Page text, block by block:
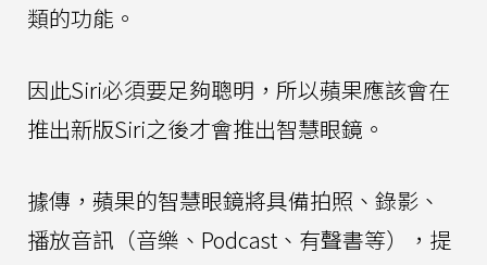
類的功能。
因此Siri必須要足夠聰明，所以蘋果應該會在
推出新版Siri之後才會推出智慧眼鏡。
據傳，蘋果的智慧眼鏡將具備拍照、錄影、
播放音訊（音樂、Podcast、有聲書等），提